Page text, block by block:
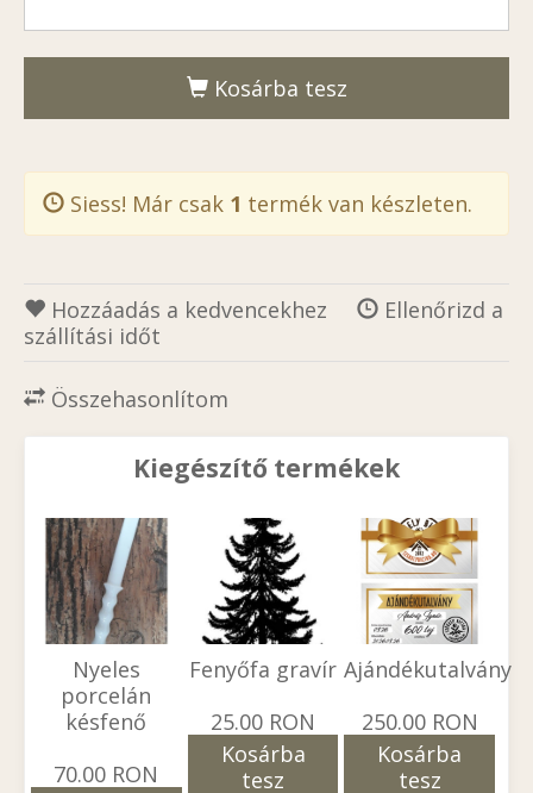
Kosárba tesz
Siess! Már csak 1 termék van készleten.
Hozzáadás a kedvencekhez
Ellenőrizd a
szállítási időt
Összehasonlítom
Kiegészítő termékek
Nyeles
porcelán
késfenő
70.00 RON
Fenyőfa gravír
25.00 RON
Kosárba
tesz
Ajándékutalvány
250.00 RON
Kosárba
tesz